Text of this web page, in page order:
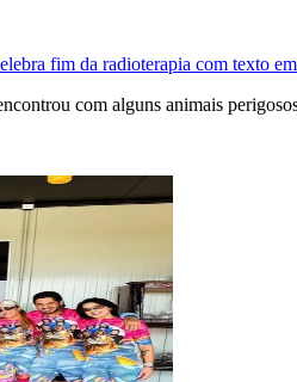
fim da radioterapia com texto
com alguns animais